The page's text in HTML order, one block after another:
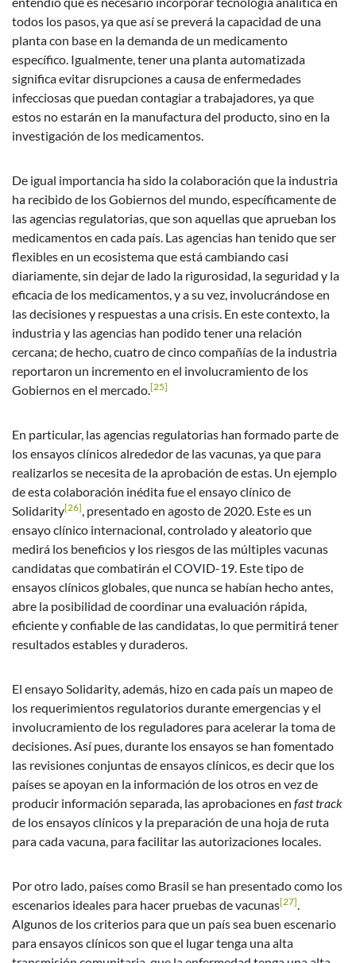
todos los pasos, ya que así se preverá la capacidad de una
planta con base en la demanda de un medicamento
específico. Igualmente, tener una planta automatizada
significa evitar disrupciones a causa de enfermedades
infecciosas que puedan contagiar a trabajadores, ya que
estos no estarán en la manufactura del producto, sino en la
investigación de los medicamentos.
De igual importancia ha sido la colaboración que la industria
ha recibido de los Gobiernos del mundo, específicamente de
las agencias regulatorias, que son aquellas que aprueban los
medicamentos en cada país. Las agencias han tenido que ser
flexibles en un ecosistema que está cambiando casi
diariamente, sin dejar de lado la rigurosidad, la seguridad y la
eficacia de los medicamentos, y a su vez, involucrándose en
las decisiones y respuestas a una crisis. En este contexto, la
industria y las agencias han podido tener una relación
cercana; de hecho, cuatro de cinco compañías de la industria
reportaron un incremento en el involucramiento de los
Gobiernos en el mercado. [25]
En particular, las agencias regulatorias han formado parte de
los ensayos clínicos alrededor de las vacunas, ya que para
realizarlos se necesita de la aprobación de estas. Un ejemplo
de esta colaboración inédita fue el ensayo clínico de
Solidarity[26] , presentado en agosto de 2020. Este es un
ensayo clínico internacional, controlado y aleatorio que
medirá los beneficios y los riesgos de las múltiples vacunas
candidatas que combatirán el COVID-19. Este tipo de
ensayos clínicos globales, que nunca se habían hecho antes,
abre la posibilidad de coordinar una evaluación rápida,
eficiente y confiable de las candidatas, lo que permitirá tener
resultados estables y duraderos.
El ensayo Solidarity, además, hizo en cada país un mapeo de
los requerimientos regulatorios durante emergencias y el
involucramiento de los reguladores para acelerar la toma de
decisiones. Así pues, durante los ensayos se han fomentado
las revisiones conjuntas de ensayos clínicos, es decir que los
países se apoyan en la información de los otros en vez de
producir información separada, las aprobaciones en fast track
de los ensayos clínicos y la preparación de una hoja de ruta
para cada vacuna, para facilitar las autorizaciones locales.
Por otro lado, países como Brasil se han presentado como los
escenarios ideales para hacer pruebas de vacunas[27]
Algunos de los criterios para que un país sea buen escenario
para ensayos clínicos son que el lugar tenga una alta